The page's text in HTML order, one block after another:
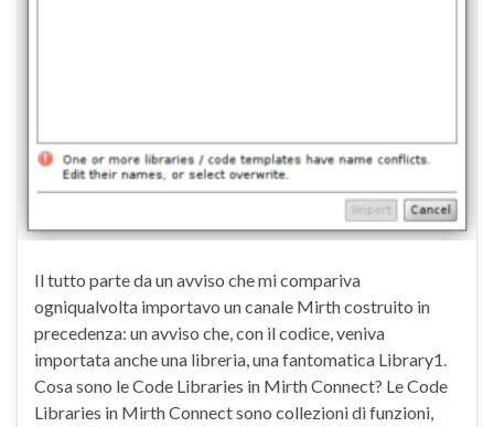
Il tutto parte da un avviso che mi compariva
ogniqualvolta importavo un canale Mirth costruito in
precedenza: un avviso che, con il codice, veniva
importata anche una libreria, una fantomatica Library1.
Cosa sono le Code Libraries in Mirth Connect? Le Code
Libraries in Mirth Connect sono collezioni di funzioni,